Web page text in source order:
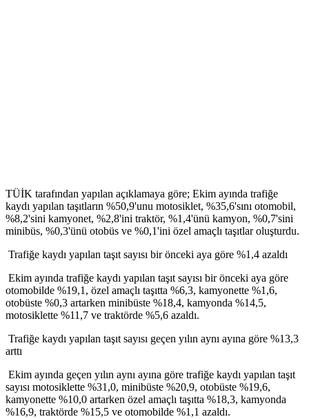
TÜİK tarafından yapılan açıklamaya göre; Ekim ayında trafiğe
kaydı yapılan taşıtların %50,9'unu motosiklet, %35,6'sını otomobil,
%8,2'sini kamyonet, %2,8'ini traktör, %1,4'ünü kamyon, %0,7'sini
minibüs, %0,3'ünü otobüs ve %0,1'ini özel amaçlı taşıtlar oluşturdu.
Trafiğe kaydı yapılan taşıt sayısı bir önceki aya göre %1,4 azaldı
Ekim ayında trafiğe kaydı yapılan taşıt sayısı bir önceki aya göre
otomobilde %19,1, özel amaçlı taşıtta %6,3, kamyonette %1,6,
otobüste %0,3 artarken minibüste %18,4, kamyonda %14,5,
motosiklette %11,7 ve traktörde %5,6 azaldı.
Trafiğe kaydı yapılan taşıt sayısı geçen yılın aynı ayına göre %13,3
arttı
Ekim ayında geçen yılın aynı ayına göre trafiğe kaydı yapılan taşıt
sayısı motosiklette %31,0, minibüste %20,9, otobüste %19,6,
kamyonette %10,0 artarken özel amaçlı taşıtta %18,3, kamyonda
%16,9, traktörde %15,5 ve otomobilde %1,1 azaldı.